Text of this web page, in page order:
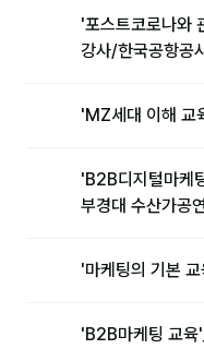
'포스트코로나와
강사/한국공항공
'MZ세대 이해 교
'B2B디지털마케
부경대 수산가공
'마케팅의 기본
'B2B마케팅 교